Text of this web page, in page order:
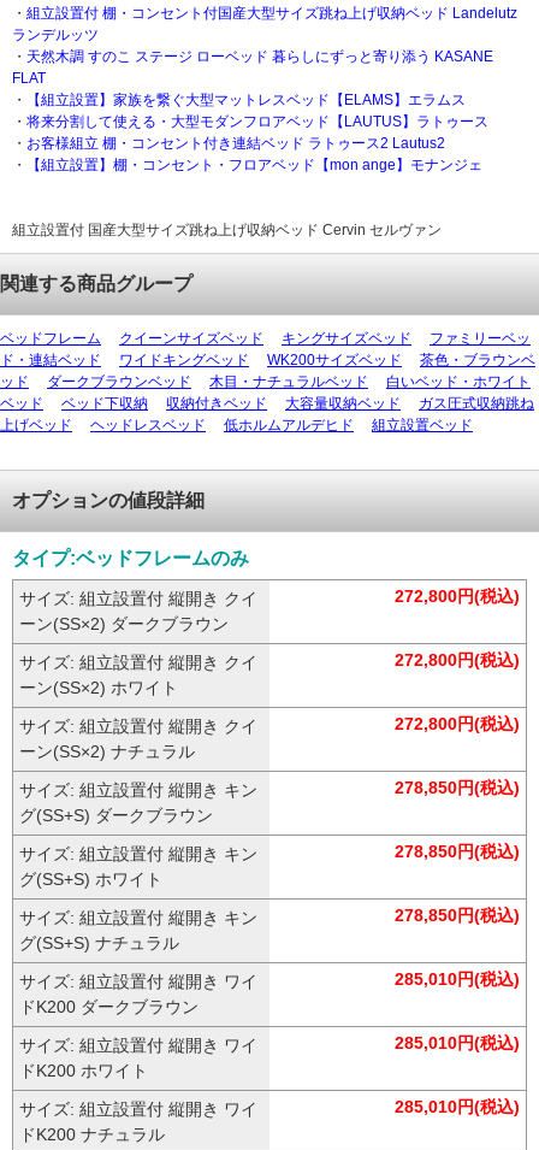
・ 組立設置付 棚・コンセント付国産大型サイズ跳ね上げ収納ベッド Landelutz
ランデルッツ
・ 天然木調 すのこ ステージ ローベッド 暮らしにずっと寄り添う KASANE
FLAT
・
【組立設置】家族を繋ぐ大型マットレスベッド【ELAMS】エラムス
・ 将来分割して使える・大型モダンフロアベッド【LAUTUS】ラトゥース
・ お客様組立 棚・コンセント付き連結ベッド ラトゥース2 Lautus2
・
【組立設置】棚・コンセント・フロアベッド【mon ange】モナンジェ
組立設置付 国産大型サイズ跳ね上げ収納ベッド Cervin セルヴァン
関連する商品グループ
ベッドフレーム クイーンサイズベッド キングサイズベッド
ファミリーベッ
ド・連結ベッド
ワイドキングベッド WK200サイズベッド
茶色・ブラウンベ
ッド
ダークブラウンベッド 木目・ナチュラルベッド
白いベッド・ホワイト
ベッド
ベッド下収納 収納付きベッド 大容量収納ベッド
ガス圧式収納跳ね
上げベッド
ヘッドレスベッド 低ホルムアルデヒド 組立設置ベッド
オプションの値段詳細
タイプ:ベッドフレームのみ
サイズ: 組立設置付 縦開き クイ
ーン(SS×2) ダークブラウン
272,800円(税込)
サイズ: 組立設置付 縦開き クイ
ーン(SS×2) ホワイト
272,800円(税込)
サイズ: 組立設置付 縦開き クイ
ーン(SS×2) ナチュラル
272,800円(税込)
サイズ: 組立設置付 縦開き キン
グ(SS+S) ダークブラウン
278,850円(税込)
サイズ: 組立設置付 縦開き キン
グ(SS+S) ホワイト
278,850円(税込)
サイズ: 組立設置付 縦開き キン
グ(SS+S) ナチュラル
278,850円(税込)
サイズ: 組立設置付 縦開き ワイ
ドK200 ダークブラウン
285,010円(税込)
サイズ: 組立設置付 縦開き ワイ
ドK200 ホワイト
285,010円(税込)
サイズ: 組立設置付 縦開き ワイ
ドK200 ナチュラル
285,010円(税込)